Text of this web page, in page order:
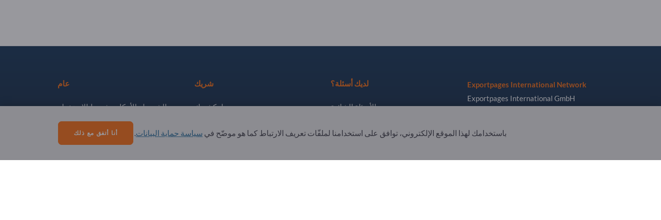
عام
الشروط والأحكام وشروط الاستخدام
حماية البيانات وملفات تعريف الارتباط
الإشعار القانوني
شريك
سجل كشريك
لديك أسئلة؟
الأسئلة الشائعة
Exportpages International Network
Exportpages International GmbH
Germany
باستخدامك لهذا الموقع الإلكتروني، توافق على استخدامنا لملفّات تعريف الارتباط كما هو موضّح في سياسة حماية البيانات. أنا أتفق مع ذلك